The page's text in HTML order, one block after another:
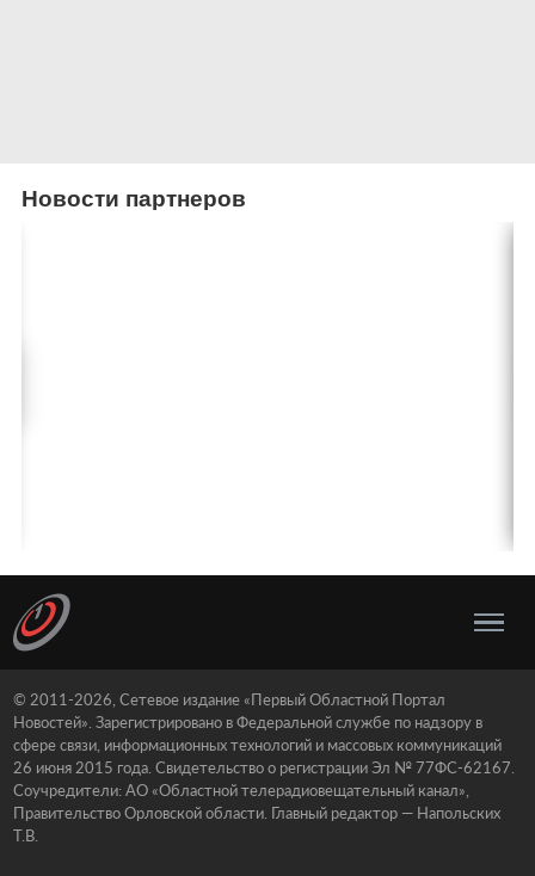
Новости партнеров
© 2011-2026, Сетевое издание «Первый Областной Портал
Новостей». Зарегистрировано в Федеральной службе по надзору в
сфере связи, информационных технологий и массовых коммуникаций
26 июня 2015 года. Свидетельство о регистрации Эл № 77ФС-62167.
Соучредители: АО «Областной телерадиовещательный канал»,
Правительство Орловской области. Главный редактор — Напольских
Т.В.